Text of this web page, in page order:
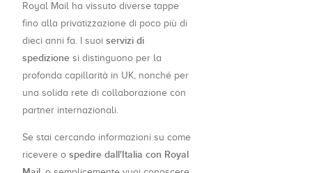
Royal Mail ha vissuto diverse tappe
fino alla privatizzazione di poco più di
dieci anni fa. I suoi servizi di
spedizione si distinguono per la
profonda capillarità in UK, nonché per
una solida rete di collaborazione con
partner internazionali.
Se stai cercando informazioni su come
ricevere o spedire dall'Italia con Royal